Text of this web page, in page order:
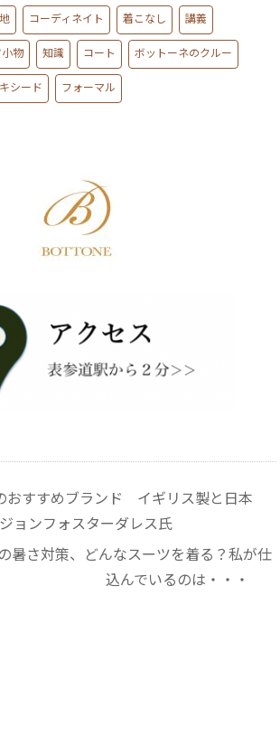
コーディネイト 着こなし 講義
小物 知識 コート ボットーネのクルー
シード フォーマル
おすすめブランド イギリス製と日本
ョンフォスターダレス氏
暑さ対策、どんなスーツを着る？私が仕
込んでいるのは・・・